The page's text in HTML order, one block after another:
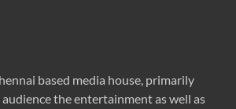
based media house, primarily
the entertainment as well as